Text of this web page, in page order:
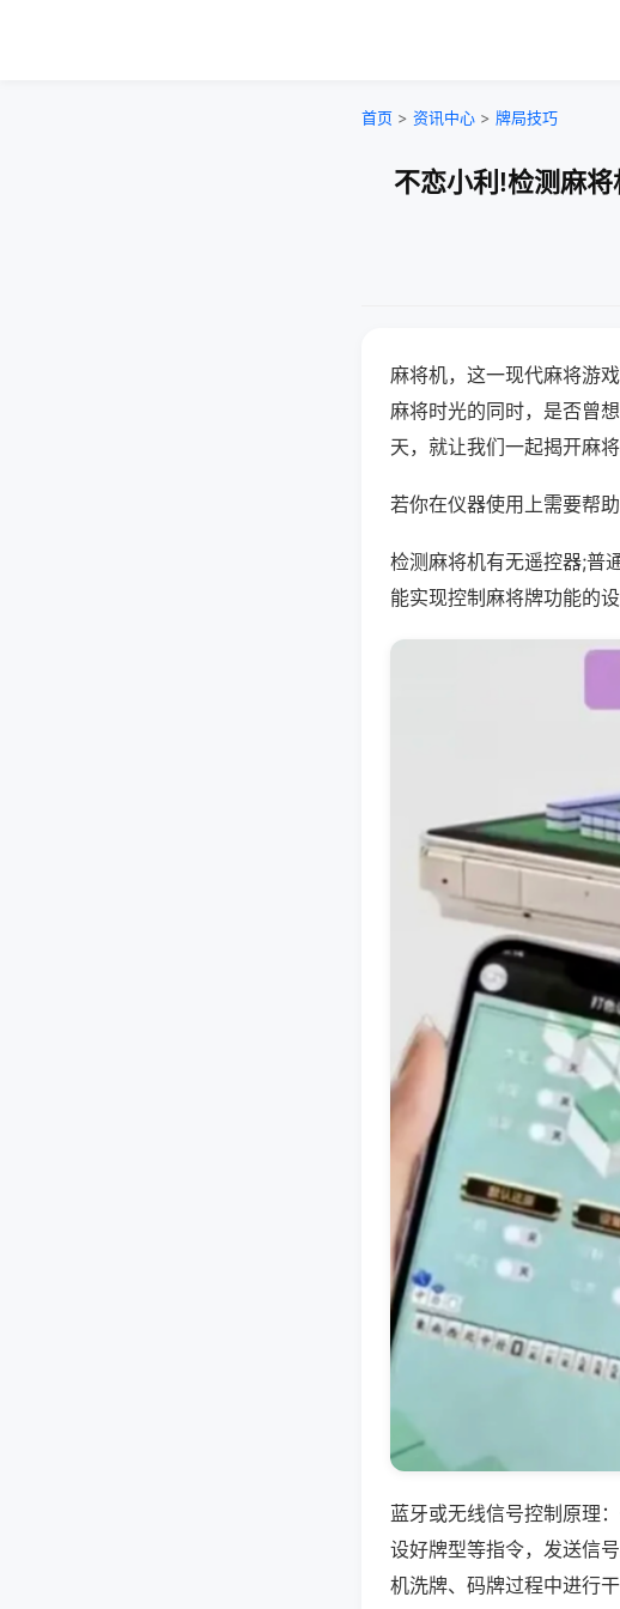
首页 > 资讯中心 > 牌局技巧
不恋小利!检测麻
麻将机，这一现代麻将游
麻将时光的同时，是否曾
天，就让我们一起揭开麻
若你在仪器使用上需要帮
检测麻将机有无遥控器;普
能实现控制麻将牌功能的设
蓝牙或无线信号控制原理
设好牌型等指令，发送信
机洗牌、码牌过程中进行